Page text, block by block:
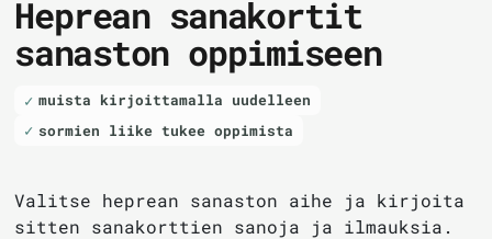
Heprean sanakortit
sanaston oppimiseen
muista kirjoittamalla uudelleen
sormien liike tukee oppimista
Valitse heprean sanaston aihe ja kirjoita
sitten sanakorttien sanoja ja ilmauksia.